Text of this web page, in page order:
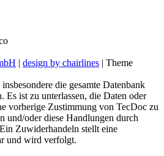
| design by chairlines | Theme
die gesamte Datenbank
Es ist zu unterlassen, die Daten oder
vorherige Zustimmung von TecDoc zu
und/oder diese Handlungen durch
Zuwiderhandeln stellt eine
und wird verfolgt.